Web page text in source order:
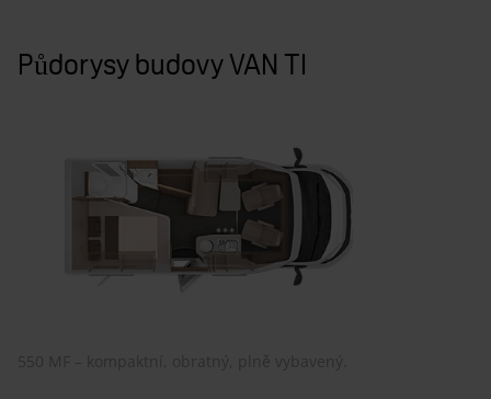
Půdorysy budovy VAN TI